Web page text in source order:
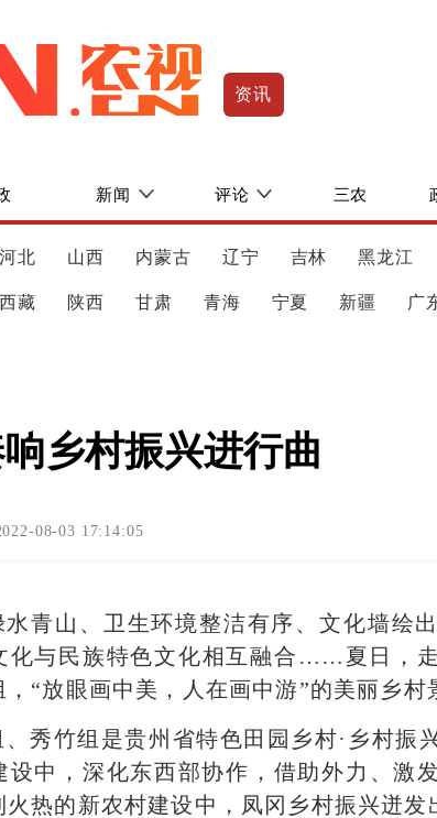
资讯
新闻 评论 三农
河北 山西 内蒙古 辽宁 吉林 黑龙江
西藏 陕西 甘肃 青海 宁夏 新疆 广
乡村振兴进行曲
08-03 17:14:05
水青山、卫生环境整洁有序、文化墙绘
化与民族特色文化相互融合……夏日，
“放眼画中美，人在画中游”的美丽乡村
、秀竹组是贵州省特色田园乡村·乡村振
设中，深化东西部协作，借助外力、激
热的新农村建设中，凤冈乡村振兴迸发